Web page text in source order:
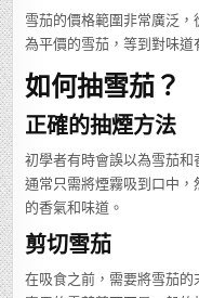
雪茄的價格範圍非常廣泛
為平價的雪茄，等到對味道
如何抽雪茄？
正確的抽煙方法
初學者有時會誤以為雪茄
通常只需將煙霧吸到口中
的香氣和味道。
剪切雪茄
在吸食之前，需要將雪茄